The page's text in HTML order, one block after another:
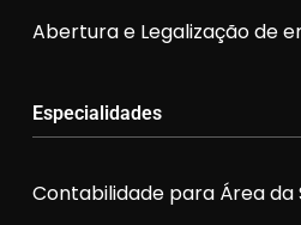
Abertura e Legalização de
Especialidades
Contabilidade para Área da